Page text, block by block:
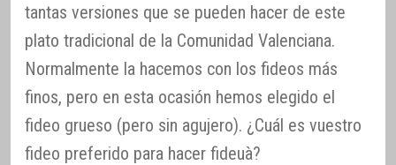
tantas versiones que se pueden hacer de este
plato tradicional de la Comunidad Valenciana.
Normalmente la hacemos con los fideos más
finos, pero en esta ocasión hemos elegido el
fideo grueso (pero sin agujero). ¿Cuál es vuestro
fideo preferido para hacer fideuà?